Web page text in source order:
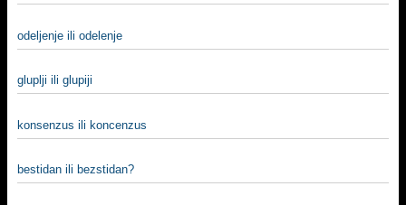
odeljenje ili odelenje
gluplji ili glupiji
konsenzus ili koncenzus
bestidan ili bezstidan?